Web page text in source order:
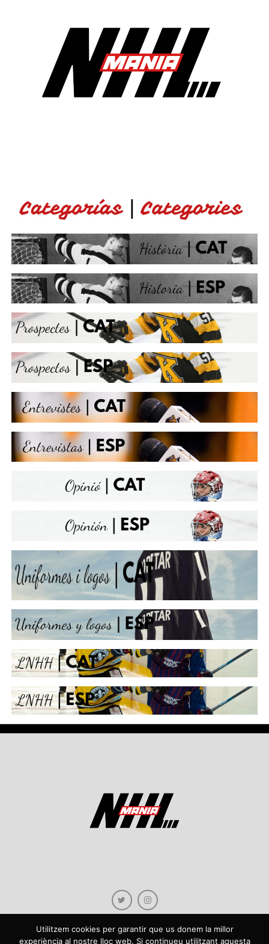
Utilitzem cookies per garantir que us donem la millor
experiència al nostre lloc web. Si continueu utilitzant aquesta